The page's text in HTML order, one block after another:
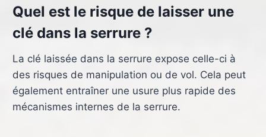
Quel est le risque de laisser une
clé dans la serrure ?
La clé laissée dans la serrure expose celle-ci à
des risques de manipulation ou de vol. Cela peut
également entraîner une usure plus rapide des
mécanismes internes de la serrure.